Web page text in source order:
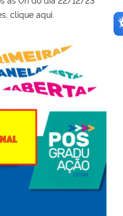
clique aqui.